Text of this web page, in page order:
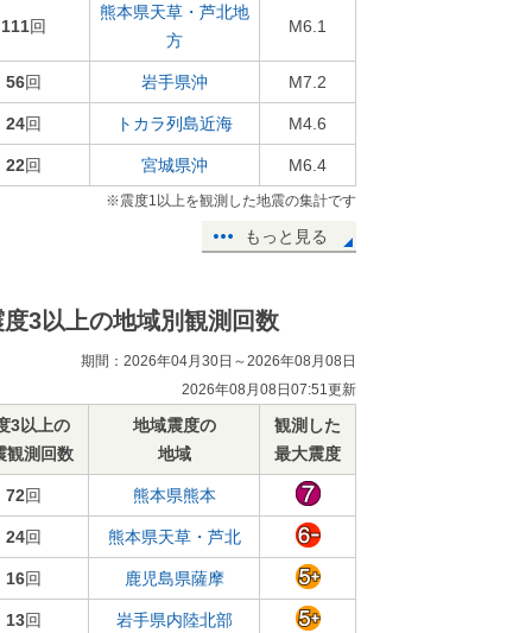
111回
熊本県天草・芦北地
方
M6.1
56回 岩手県沖 M7.2
24回 トカラ列島近海 M4.6
22回 宮城県沖 M6.4
※震度1以上を観測した地震の集計です
もっと見る
度3以上の地域別観測回数
期間：2026年04月30日～2026年08月08日
2026年08月08日07:51更新
3以上の
観測回数
地域震度の
地域
観測した
最大震度
72回 熊本県熊本
24回 熊本県天草・芦北
16回 鹿児島県薩摩
13回 岩手県内陸北部